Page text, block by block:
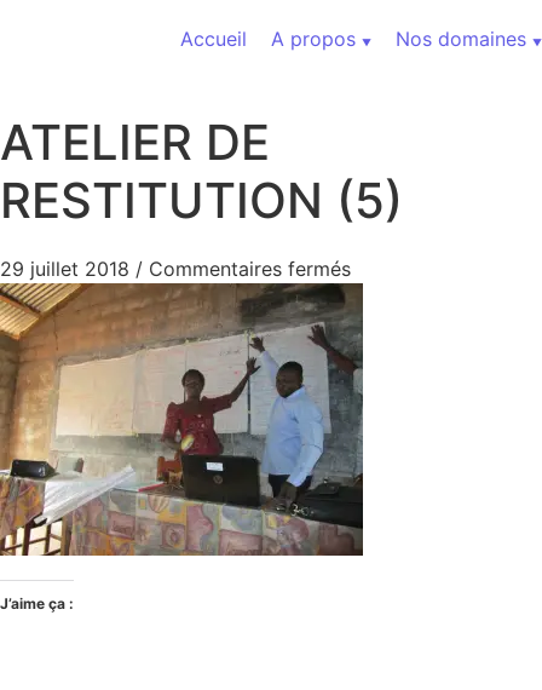
Accueil
A propos Nos domaines
ATELIER DE
RESTITUTION (5)
29 juillet 2018 / Commentaires ferméssur ATELIER DE
J’aime ça :